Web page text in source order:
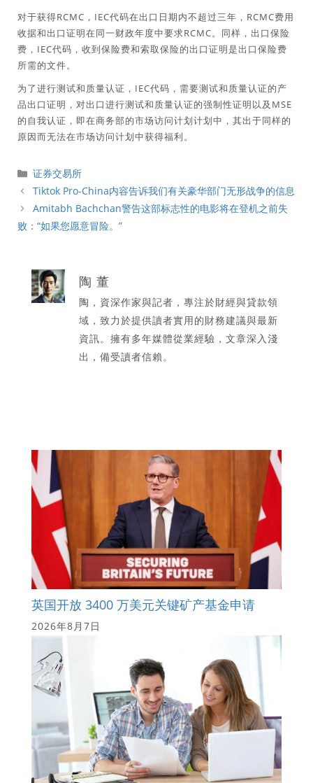
对于获得RCMC，IEC代码在出口日期内不超过三年，RCMC费用
收据和出口证明在同一财政年度中要求RCMC。同样，出口保险
费，IEC代码，收到保险费和索取保险的出口证明是出口保险费
所需的文件。
为了进行测试和质量认证，IEC代码，需要测试和质量认证的产
品出口证明，对出口进行测试和质量认证的强制性证明以及MSE
的自我认证，即在商务部的市场访问计划计划中，其出于同样的
原因而无法在市场访问计划中获得福利。
分
類
证券交易所
Tiktok Pro-China内容告诉我们有关豪华部门无形战争的信息
Amitabh Bachchan警告这部标志性的电影将在登机之前失
败：“如果您愿意冒险。”
陶 董
陶，資深作家與記者，專注於財經與貸款領
域，致力於提供讀者實用的財務建議與最新
資訊。擁有多年媒體從業經驗，文章深入淺
出，備受讀者信賴。
英国开放 3400 万美元关键矿产基金申请
2026年8月7日